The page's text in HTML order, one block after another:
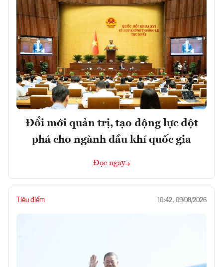
Đổi mới quản trị, tạo động lực đột
phá cho ngành dầu khí quốc gia
Đọc ngay
Tiêu điểm 10:42, 09/08/2026